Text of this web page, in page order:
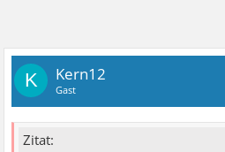
K Kern12
Gast
Zitat: